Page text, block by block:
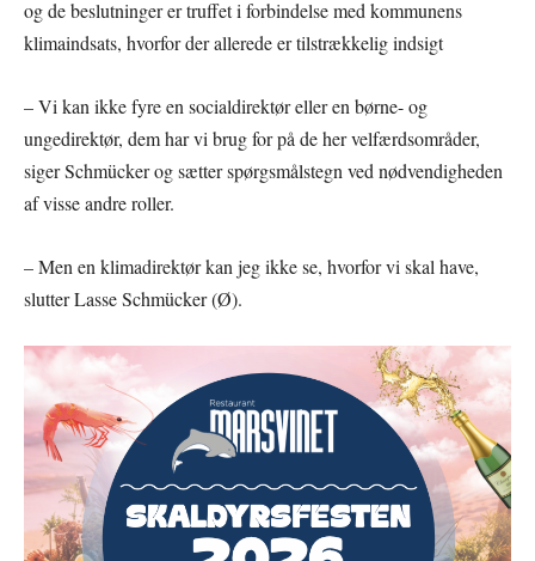
og de beslutninger er truffet i forbindelse med kommunens
klimaindsats, hvorfor der allerede er tilstrækkelig indsigt
– Vi kan ikke fyre en socialdirektør eller en børne- og
ungedirektør, dem har vi brug for på de her velfærdsområder,
siger Schmücker og sætter spørgsmålstegn ved nødvendigheden
af visse andre roller.
– Men en klimadirektør kan jeg ikke se, hvorfor vi skal have,
slutter Lasse Schmücker (Ø).